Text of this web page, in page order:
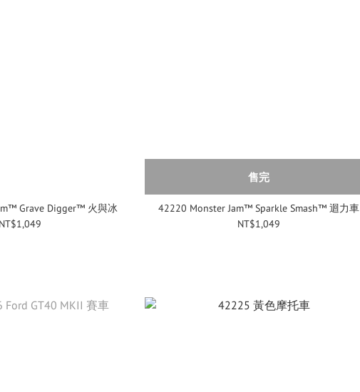
Grave Digger™ 火與冰
售完
42220 Monster Jam™ Sparkle Smash™ 迴力車
NT$1,049